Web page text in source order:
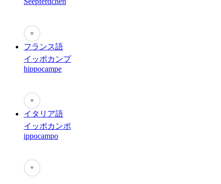
♥
フランス語
イッポカンプ
hippocampe
♥
イタリア語
イッポカンポ
ippocampo
♥